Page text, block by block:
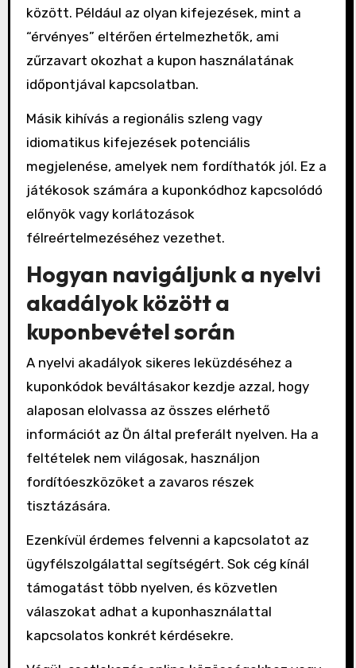
között. Például az olyan kifejezések, mint a
“érvényes” eltérően értelmezhetők, ami
zűrzavart okozhat a kupon használatának
időpontjával kapcsolatban.
Másik kihívás a regionális szleng vagy
idiomatikus kifejezések potenciális
megjelenése, amelyek nem fordíthatók jól. Ez a
játékosok számára a kuponkódhoz kapcsolódó
előnyök vagy korlátozások
félreértelmezéséhez vezethet.
Hogyan navigáljunk a nyelvi
akadályok között a
kuponbevétel során
A nyelvi akadályok sikeres leküzdéséhez a
kuponkódok beváltásakor kezdje azzal, hogy
alaposan elolvassa az összes elérhető
információt az Ön által preferált nyelven. Ha a
feltételek nem világosak, használjon
fordítóeszközöket a zavaros részek
tisztázására.
Ezenkívül érdemes felvenni a kapcsolatot az
ügyfélszolgálattal segítségért. Sok cég kínál
támogatást több nyelven, és közvetlen
válaszokat adhat a kuponhasználattal
kapcsolatos konkrét kérdésekre.